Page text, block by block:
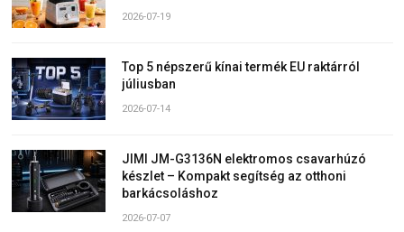
2026-07-19
Top 5 népszerű kínai termék EU raktárról
júliusban
2026-07-14
JIMI JM-G3136N elektromos csavarhúzó
készlet – Kompakt segítség az otthoni
barkácsoláshoz
2026-07-07